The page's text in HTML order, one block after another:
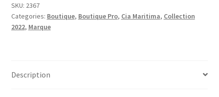
SKU: 2367
Categories: Boutique, Boutique Pro, Cia Maritima, Collection
2022, Marque
Description